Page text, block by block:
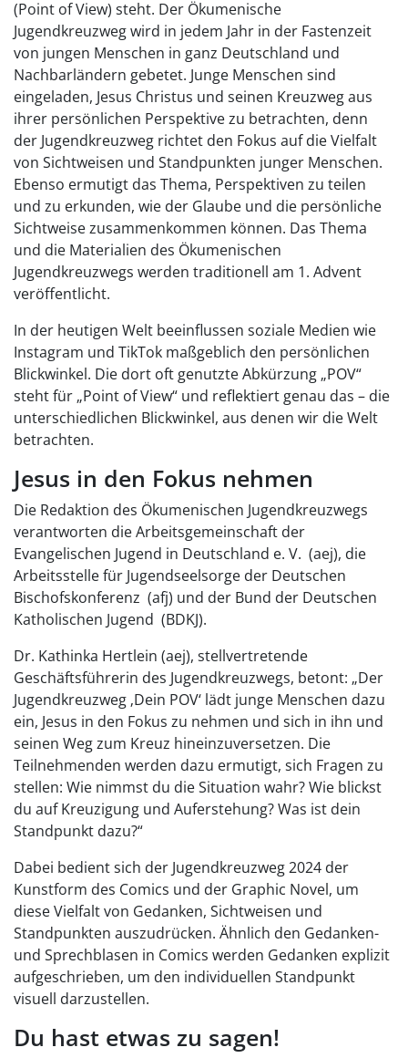
(Point of View) steht. Der Ökumenische
Jugendkreuzweg wird in jedem Jahr in der Fastenzeit
von jungen Menschen in ganz Deutschland und
Nachbarländern gebetet. Junge Menschen sind
eingeladen, Jesus Christus und seinen Kreuzweg aus
ihrer persönlichen Perspektive zu betrachten, denn
der Jugendkreuzweg richtet den Fokus auf die Vielfalt
von Sichtweisen und Standpunkten junger Menschen.
Ebenso ermutigt das Thema, Perspektiven zu teilen
und zu erkunden, wie der Glaube und die persönliche
Sichtweise zusammenkommen können. Das Thema
und die Materialien des Ökumenischen
Jugendkreuzwegs werden traditionell am 1. Advent
veröffentlicht.
In der heutigen Welt beeinflussen soziale Medien wie
Instagram und TikTok maßgeblich den persönlichen
Blickwinkel. Die dort oft genutzte Abkürzung „POV“
steht für „Point of View“ und reflektiert genau das – die
unterschiedlichen Blickwinkel, aus denen wir die Welt
betrachten.
Jesus in den Fokus nehmen
Die Redaktion des Ökumenischen Jugendkreuzwegs
verantworten die Arbeitsgemeinschaft der
Evangelischen Jugend in Deutschland e. V. (aej), die
Arbeitsstelle für Jugendseelsorge der Deutschen
Bischofskonferenz (afj) und der Bund der Deutschen
Katholischen Jugend (BDKJ).
Dr. Kathinka Hertlein (aej), stellvertretende
Geschäftsführerin des Jugendkreuzwegs, betont: „Der
Jugendkreuzweg ‚Dein POV‘ lädt junge Menschen dazu
ein, Jesus in den Fokus zu nehmen und sich in ihn und
seinen Weg zum Kreuz hineinzuversetzen. Die
Teilnehmenden werden dazu ermutigt, sich Fragen zu
stellen: Wie nimmst du die Situation wahr? Wie blickst
du auf Kreuzigung und Auferstehung? Was ist dein
Standpunkt dazu?“
Dabei bedient sich der Jugendkreuzweg 2024 der
Kunstform des Comics und der Graphic Novel, um
diese Vielfalt von Gedanken, Sichtweisen und
Standpunkten auszudrücken. Ähnlich den Gedanken-
und Sprechblasen in Comics werden Gedanken explizit
aufgeschrieben, um den individuellen Standpunkt
visuell darzustellen.
Du hast etwas zu sagen!